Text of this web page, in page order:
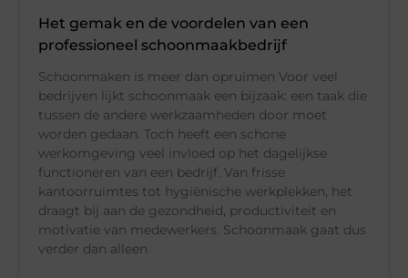
Het gemak en de voordelen van een
professioneel schoonmaakbedrijf
Schoonmaken is meer dan opruimen Voor veel
bedrijven lijkt schoonmaak een bijzaak: een taak die
tussen de andere werkzaamheden door moet
worden gedaan. Toch heeft een schone
werkomgeving veel invloed op het dagelijkse
functioneren van een bedrijf. Van frisse
kantoorruimtes tot hygiënische werkplekken, het
draagt bij aan de gezondheid, productiviteit en
motivatie van medewerkers. Schoonmaak gaat dus
verder dan alleen